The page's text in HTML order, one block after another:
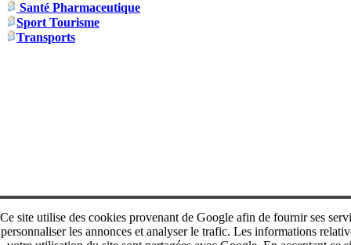
Santé Pharmaceutique
Sport Tourisme
Transports
Ce site utilise des cookies provenant de Google afin de fournir ses
personnaliser les annonces et analyser le trafic. Les informations